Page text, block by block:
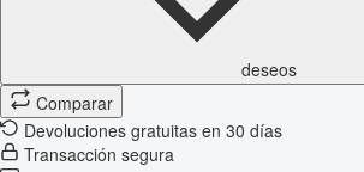
deseos
Comparar
Devoluciones gratuitas en 30 días
Transacción segura